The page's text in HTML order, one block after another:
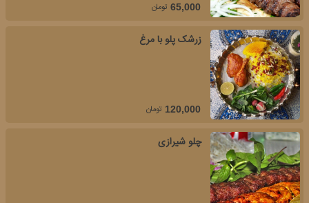
65,000 تومان
زرشک پلو با مرغ
120,000 تومان
چلو شیرازی